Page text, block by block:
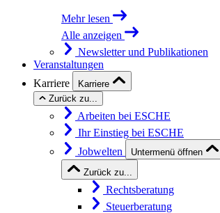
Mehr lesen
Alle anzeigen
Newsletter und Publikationen
Veranstaltungen
Karriere
Karriere
Zurück zu...
Arbeiten bei ESCHE
Ihr Einstieg bei ESCHE
Jobwelten
Untermenü öffnen
Zurück zu...
Rechtsberatung
Steuerberatung